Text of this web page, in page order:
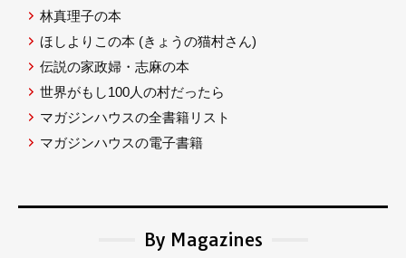
林真理子の本
ほしよりこの本 (きょうの猫村さん)
伝説の家政婦・志麻の本
世界がもし100人の村だったら
マガジンハウスの全書籍リスト
マガジンハウスの電子書籍
By Magazines